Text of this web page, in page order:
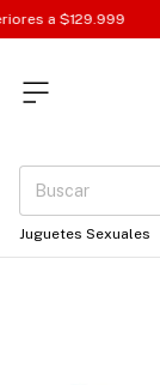
a $129.999
Juguetes Sexuales